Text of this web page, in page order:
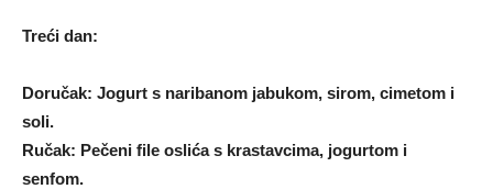
Treći dan:
Doručak: Jogurt s naribanom jabukom, sirom, cimetom i
soli.
Ručak: Pečeni file oslića s krastavcima, jogurtom i
senfom.